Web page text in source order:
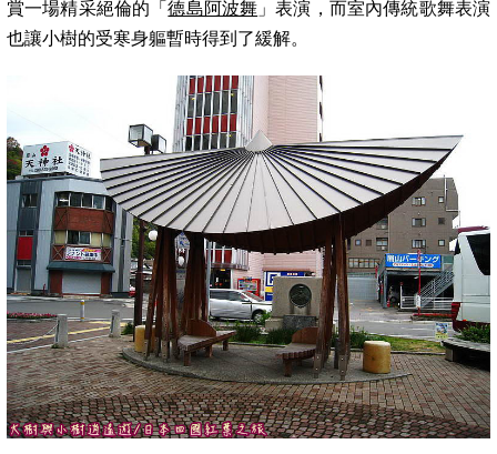
賞一場精采絕倫的「德島阿波舞 」表演，而室內傳統歌舞表演
也讓小樹的受寒身軀暫時得到了緩解。